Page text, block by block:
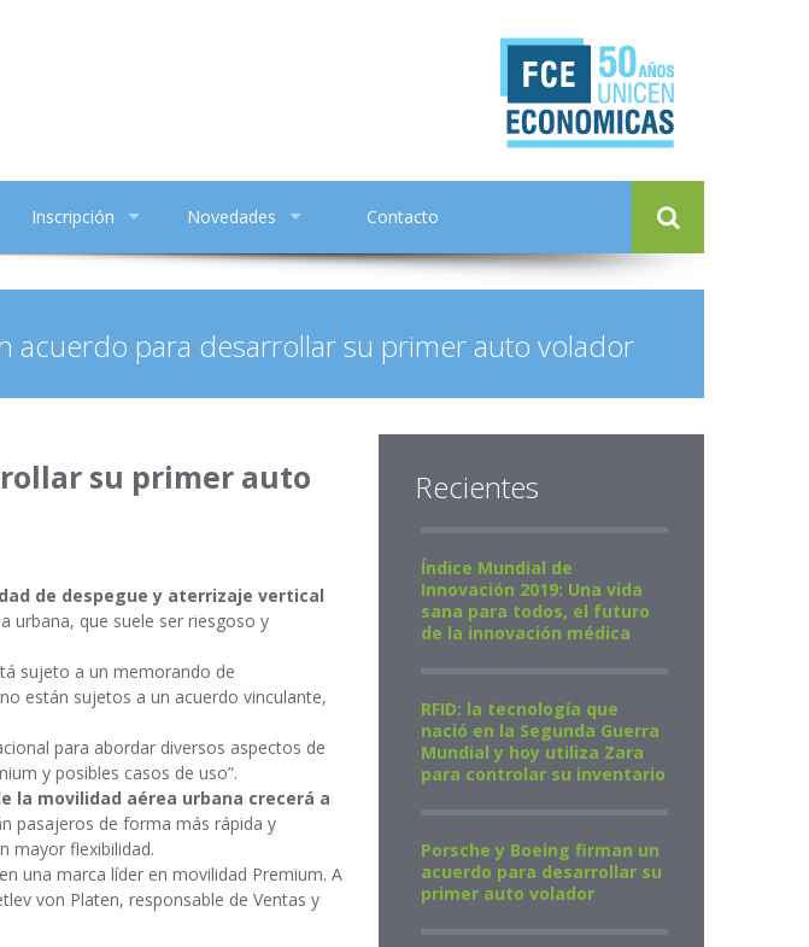
Inscripción Novedades Contacto
acuerdo para desarrollar su primer auto volador
su primer auto
de despegue y aterrizaje vertical
urbana, que suele ser riesgoso y
sujeto a un memorando de
están sujetos a un acuerdo vinculante,
para abordar diversos aspectos de
y posibles casos de uso”.
la movilidad aérea urbana crecerá a
pasajeros de forma más rápida y
mayor flexibilidad.
una marca líder en movilidad Premium. A
von Platen, responsable de Ventas y
Recientes
Índice Mundial de
Innovación 2019: Una vida
sana para todos, el futuro
de la innovación médica
RFID: la tecnología que
nació en la Segunda Guerra
Mundial y hoy utiliza Zara
para controlar su inventario
Porsche y Boeing firman un
acuerdo para desarrollar su
primer auto volador